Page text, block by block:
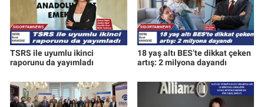
TSRS ile uyumlu ikinci
raporunu da yayımladı
18 yaş altı BES’te dikkat çeken
artış: 2 milyona dayandı